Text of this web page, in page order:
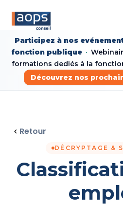
Participez à nos
fonction publique
formations dediés à la
Découvrez nos
Retour
DÉCRYPTAGE &